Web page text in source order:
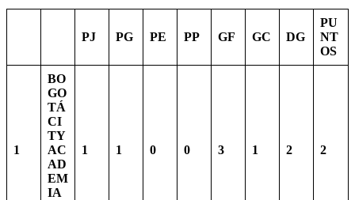
PJ PG PE PP GF GC DG
PU
NT
OS
1
BO
GO
TÁ
CI
TY
AC
AD
EM
IA
1 1 0 0 3 1 2 2